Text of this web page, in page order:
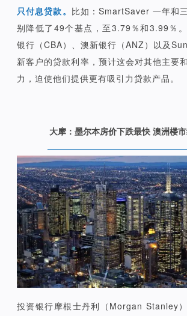
只付息贷款。 比如：SmartSaver 一年和
别降低了49个基点，至3.79％和3.99％
银行（CBA）、澳新银行（ANZ）以及
新客户的贷款利率，预计这会对其他主要
力，迫使他们提供更有吸引力贷款产品。
大摩：墨尔本房价下跌最快 澳洲楼
投资银行摩根士丹利（Morgan Stanley